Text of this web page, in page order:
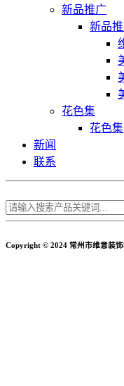
新品推广
新品
花色集
花色集
新闻
联系
Copyright © 2024 常州市维意装